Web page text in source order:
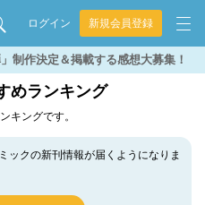
ログイン 新規会員登録
制作決定＆掲載する感想大募集！
めランキング
キングです。
ックの新刊情報が届くようになりま